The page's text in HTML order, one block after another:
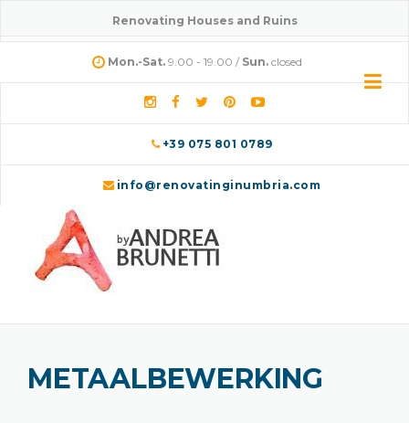
Renovating Houses and Ruins
Mon.-Sat. 9.00 - 19.00 / Sun. closed
+39 075 801 0789
info@renovatinginumbria.com
METAALBEWERKING